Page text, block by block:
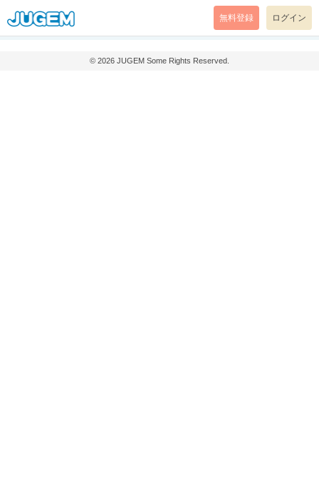
無料登録 ログイン
© 2026 JUGEM Some Rights Reserved.